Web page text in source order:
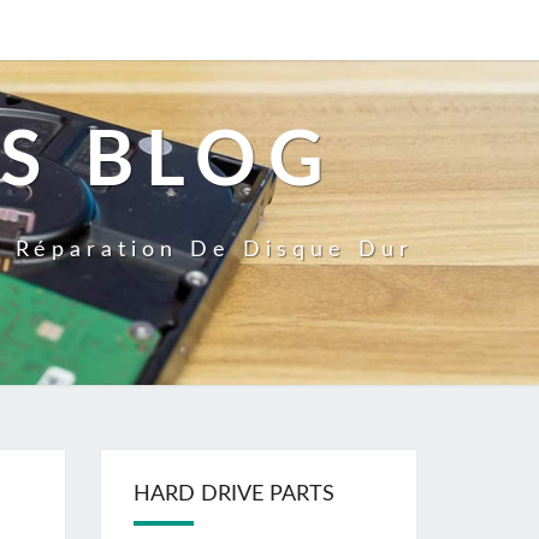
BLOG
De Disque Dur
HARD DRIVE PARTS